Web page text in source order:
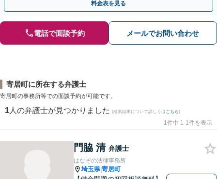
料金表を見る
電話で面談予約 メールでお問い合わせ
寄居町に所在する弁護士
寄居町の事務所等での面談予約が可能です。
1 人の弁護士が見つかりました (検索結果について詳しくは こちら)
1件中 1-1件を表示
門脇 清 弁護士
はなぞの法律事務所
埼玉県|寄居町